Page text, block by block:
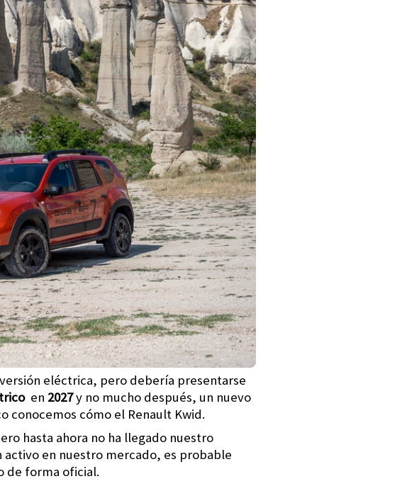
eléctrica, pero debería presentarse
en 2027y no mucho después, un nuevo
conocemos cómo el Renault Kwid.
hasta ahora no ha llegado nuestro
en nuestro mercado, es probable
de forma oficial.